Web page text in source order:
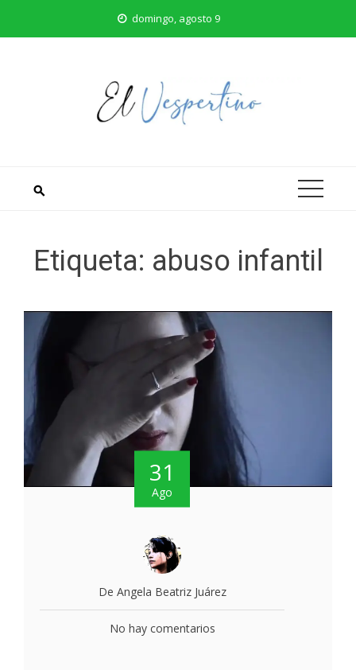
domingo, agosto 9
Etiqueta: abuso infantil
31
Ago
De Angela Beatriz Juárez
No hay comentarios